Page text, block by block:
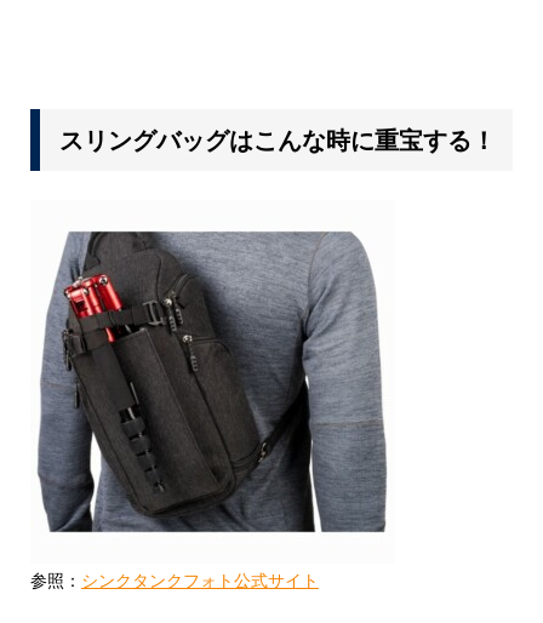
スリングバッグはこんな時に重宝する！
参照： シンクタンクフォト公式サイト